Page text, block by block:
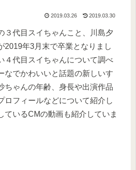
2019.03.26 2019.03.30
３代目スイちゃんこと、川島夕
2019年3月末で卒業となりまし
４代目スイちゃんについて調べ
なでかわいいと話題の新しいす
ちゃんの年齢、身長や出演作品
ロフィールなどについて紹介し
ているCMの動画も紹介していま